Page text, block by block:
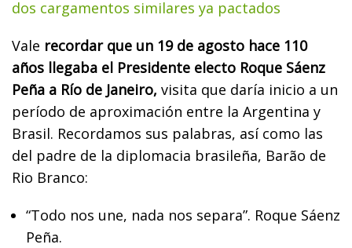
dos cargamentos similares ya pactados
Vale recordar que un 19 de agosto hace 110
años llegaba el Presidente electo Roque Sáenz
Peña a Río de Janeiro, visita que daría inicio a un
período de aproximación entre la Argentina y
Brasil. Recordamos sus palabras, así como las
del padre de la diplomacia brasileña, Barão de
Rio Branco:
“Todo nos une, nada nos separa”. Roque Sáenz
Peña.